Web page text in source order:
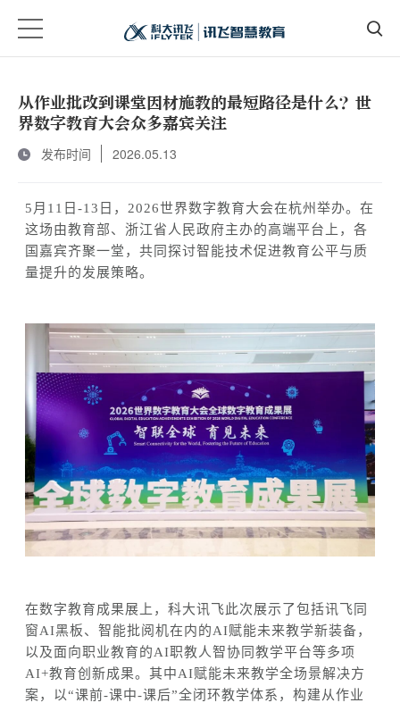
从作业批改到课堂因材施教的最短路径是什么？世
界数字教育大会众多嘉宾关注
发布时间 2026.05.13
5月11日-13日，2026世界数字教育大会在杭州 举办。在
这场由教育部、浙江省人民政府主办的高端平台上， 各
国嘉宾齐聚一堂，共同探讨智能技术促进教育公平与质
量提升的发展策略。
在数字教育成果展 上 ，科大讯飞此次展示了包括讯飞同
窗AI黑板、智能批阅机在内的AI赋能未来教学新装备，
以及面向职业教育的AI职教人智协同教学平台等多项
AI+教育创新成果。其中AI赋能未来教学全场景解决方
案，以“课前-课中-课后”全闭环教学体系，构建从作业